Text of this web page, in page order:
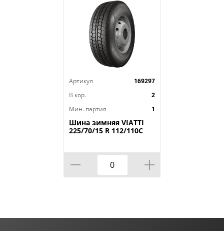
Артикул
169297
В кор.
2
Мин. партия
1
Шина зимняя VIATTI
225/70/15 R 112/110C